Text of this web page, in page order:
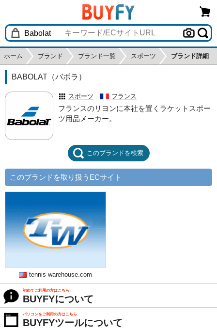
ホーム ブランド ブランド一覧 スポーツ ブランド詳細
BABOLAT（バボラ）
スポーツ フランス
フランスのリヨンに本社を置くラケットスポー
ツ用品メーカー。
このブランドを検索
このブランドを取り扱うECサイト
tennis-warehouse.com
初めてご利用の方はこちら
BUYFYについて
パソコンをご利用の方はこちら
BUYFYツールについて